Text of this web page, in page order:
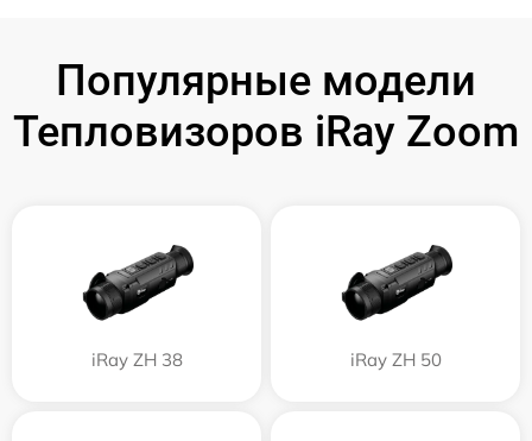
Популярные модели
Тепловизоров iRay Zoom
iRay ZH 38 iRay ZH 50